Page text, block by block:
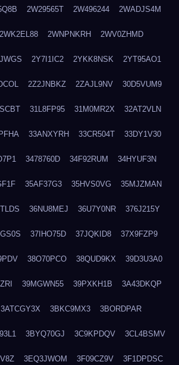
2W29565T 2W496244 2WADJS4M
2WK2EL88 2WNPNKRH 2WV0ZHMD
2Y7I1IC2 2YKK8NSK 2YT95AO1
2Z2JNBKZ 2ZAJL9NV 30D5VUM9
31L8FP95 31M0MR2X 32AT2VLN
33ANXYRH 33CR504T 33DY1V30
3478760D 34F92RUM 34HYUF3N
35AF37G3 35HVS0VG 35MJZMAN
36NU8MEJ 36U7Y0NR 376J215Y
37IHO75D 37JQKID8 37X9FZP9
38O70PCO 38QUD9KX 39D3U3A0
39MGWN55 39PXKH1B 3A43DKQP
3ATCGY3X 3BKC9MX3 3BORDPAR
3BYQ70GJ 3C9KPDQV 3CL4BSMV
3EQ3JWOM 3F09CZ9V 3F1DPDSC